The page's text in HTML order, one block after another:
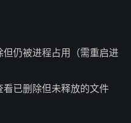
仍被进程占用（需重启进
已删除但未释放的文件